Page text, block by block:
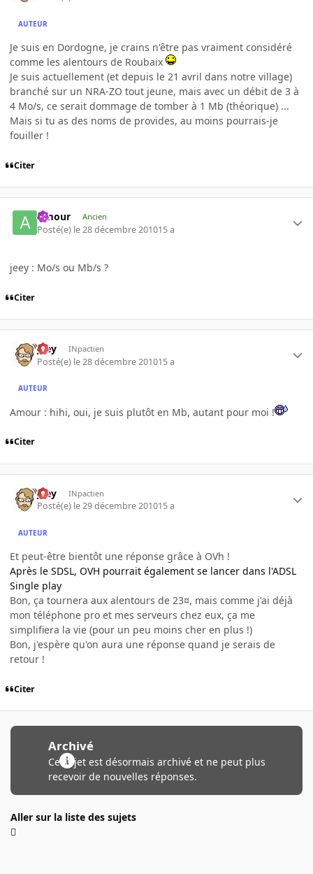
AUTEUR
Je suis en Dordogne, je crains n'être pas vraiment considéré
comme les alentours de Roubaix
Je suis actuellement (et depuis le 21 avril dans notre village)
branché sur un NRA-ZO tout jeune, mais avec un débit de 3 à
4 Mo/s, ce serait dommage de tomber à 1 Mb (théorique) ...
Mais si tu as des noms de provides, au moins pourrais-je
fouiller !
Citer
Amour Ancien
Posté(e) le 28 décembre 201015 a
jeey : Mo/s ou Mb/s ?
Citer
jeey INpactien
Posté(e) le 28 décembre 201015 a
AUTEUR
Amour : hihi, oui, je suis plutôt en Mb, autant pour moi !
Citer
jeey INpactien
Posté(e) le 29 décembre 201015 a
AUTEUR
Et peut-être bientôt une réponse grâce à OVh !
Après le SDSL, OVH pourrait également se lancer dans l'ADSL
Single play
Bon, ça tournera aux alentours de 23¤, mais comme j'ai déjà
mon téléphone pro et mes serveurs chez eux, ça me
simplifiera la vie (pour un peu moins cher en plus !)
Bon, j'espère qu'on aura une réponse quand je serais de
retour !
Citer
Archivé
Ce sujet est désormais archivé et ne peut plus
recevoir de nouvelles réponses.
Aller sur la liste des sujets